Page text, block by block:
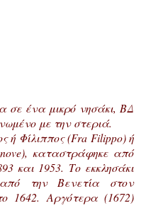
σε ένα μικρό νησάκι, ΒΔ
με την στεριά.
ή Φίλιππος (Fra Filippo) ή
καταστράφηκε από
και 1953. Το εκκλησάκι
την Βενετία στον
1642. Αργότερα (1672)